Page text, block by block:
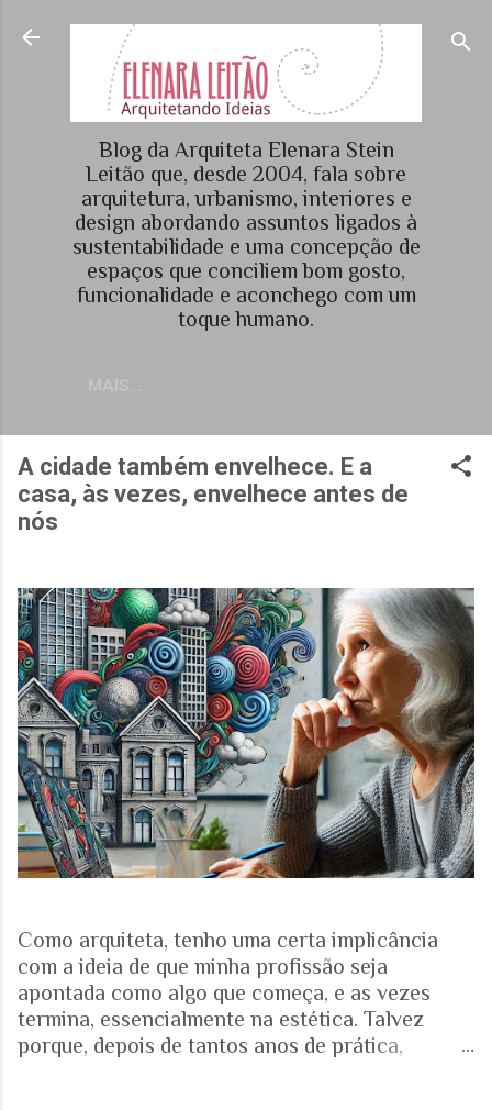
Pular para o conteúdo principal
Blog da Arquiteta Elenara Stein
Leitão que, desde 2004, fala sobre
arquitetura, urbanismo, interiores e
design abordando assuntos ligados à
sustentabilidade e uma concepção de
espaços que conciliem bom gosto,
funcionalidade e aconchego com um
toque humano.
A cidade também envelhece. E a
casa, às vezes, envelhece antes de
nós
Como arquiteta, tenho uma certa implicância
com a ideia de que minha profissão seja
apontada como algo que começa, e as vezes
termina, essencialmente na estética. Talvez
porque, depois de tantos anos de prática,